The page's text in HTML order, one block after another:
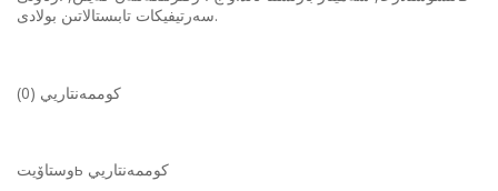
سەرتيفيكات تابىستالاتىن بولادى.
كوممەنتاريي (0)
وستاۆيتь كوممەنتاريي